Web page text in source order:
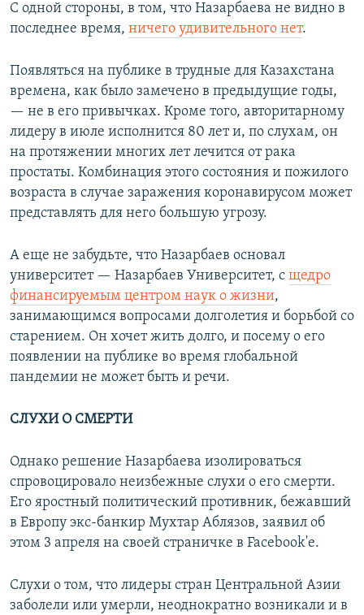
С одной стороны, в том, что Назарбаева не видно в
последнее время, ничего удивительного нет.
Появляться на публике в трудные для Казахстана
времена, как было замечено в предыдущие годы,
— не в его привычках. Кроме того, авторитарному
лидеру в июле исполнится 80 лет и, по слухам, он
на протяжении многих лет лечится от рака
простаты. Комбинация этого состояния и пожилого
возраста в случае заражения коронавирусом может
представлять для него большую угрозу.
А еще не забудьте, что Назарбаев основал
университет — Назарбаев Университет, с щедро
финансируемым центром наук о жизни,
занимающимся вопросами долголетия и борьбой со
старением. Он хочет жить долго, и посему о его
появлении на публике во время глобальной
пандемии не может быть и речи.
СЛУХИ О СМЕРТИ
Однако решение Назарбаева изолироваться
спровоцировало неизбежные слухи о его смерти.
Его яростный политический противник, бежавший
в Европу экс-банкир Мухтар Аблязов, заявил об
этом 3 апреля на своей страничке в Facebook'е.
Слухи о том, что лидеры стран Центральной Азии
заболели или умерли, неоднократно возникали и в